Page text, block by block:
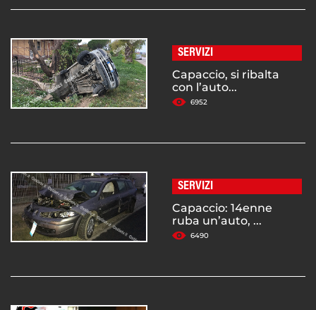
SERVIZI
Capaccio, si ribalta
con l’auto...
6952
SERVIZI
Capaccio: 14enne
ruba un’auto, ...
6490